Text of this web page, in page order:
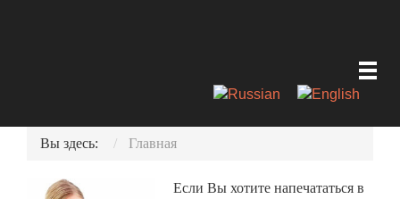
Вы здесь: Главная
Если Вы хотите напечататься в